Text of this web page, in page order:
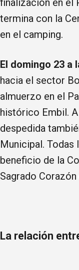
finalización en el
termina con la
en el camping.
El domingo 23 a
hacia el sector
almuerzo en el
histórico Embil.
despedida
Municipal. Todas
beneficio de la
Sagrado Corazón
La relación